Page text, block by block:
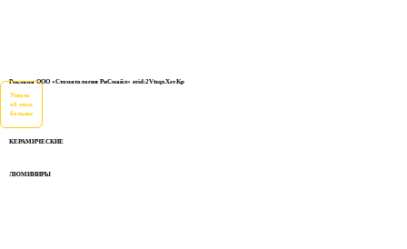
Реклама ООО «Стоматология РиСмайл» erid:2VtzqxXsvKp
Узнать
об этом
больше
КЕРАМИЧЕСКИЕ
ЛЮМИНИРЫ